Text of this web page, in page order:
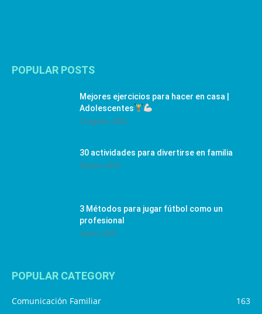
POPULAR POSTS
Mejores ejercicios para hacer en casa |
Adolescentes
12 agosto, 2024
30 actividades para divertirse en familia
25 julio, 2019
3 Métodos para jugar fútbol como un
profesional
4 julio, 2019
POPULAR CATEGORY
Comunicación Familiar
163